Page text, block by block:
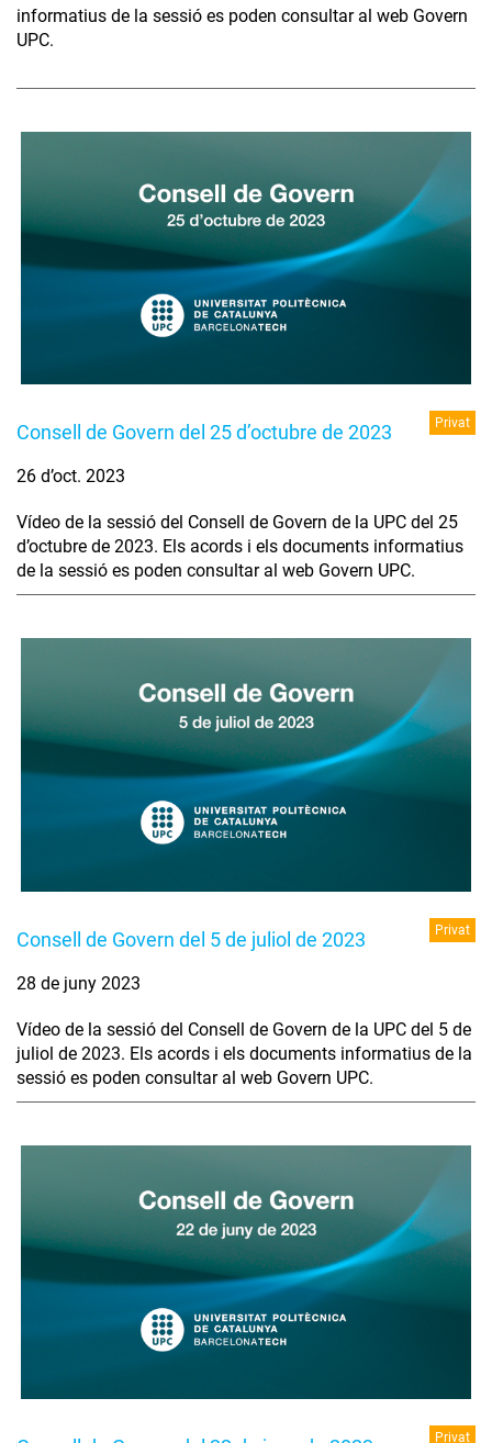
informatius de la sessió es poden consultar al web Govern
UPC.
Consell de Govern del 25 d’octubre de 2023 Privat
26 d’oct. 2023
Vídeo de la sessió del Consell de Govern de la UPC del 25
d’octubre de 2023. Els acords i els documents informatius
de la sessió es poden consultar al web Govern UPC.
Consell de Govern del 5 de juliol de 2023 Privat
28 de juny 2023
Vídeo de la sessió del Consell de Govern de la UPC del 5 de
juliol de 2023. Els acords i els documents informatius de la
sessió es poden consultar al web Govern UPC.
Privat